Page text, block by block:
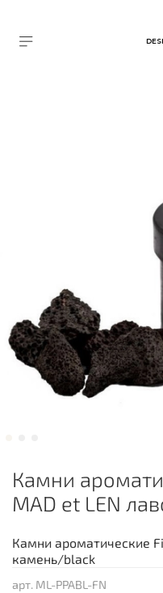
арт. ML-PPABL-FN
Камни
MAD et LEN
Камни ароматические
камень/black